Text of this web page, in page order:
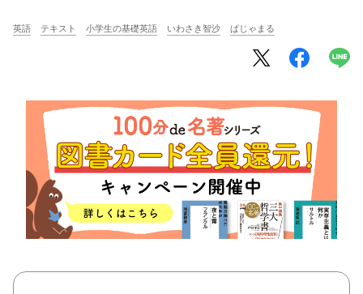
NHKブックス 100分de名著
その他
きょうの レシピ
レシピ その他
ABOUT
英語 テキスト 小学生の基礎英語 いわさき智沙 ぱじゃまる